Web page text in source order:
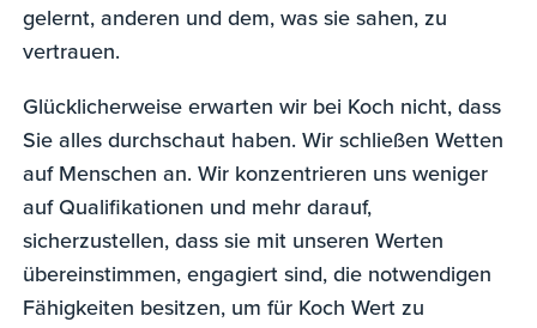
gelernt, anderen und dem, was sie sahen, zu
vertrauen.
Glücklicherweise erwarten wir bei Koch nicht, dass
Sie alles durchschaut haben. Wir schließen Wetten
auf Menschen an. Wir konzentrieren uns weniger
auf Qualifikationen und mehr darauf,
sicherzustellen, dass sie mit unseren Werten
übereinstimmen, engagiert sind, die notwendigen
Fähigkeiten besitzen, um für Koch Wert zu